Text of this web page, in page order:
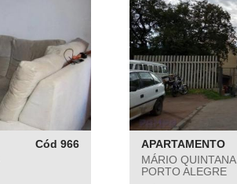
Cód 966
APARTAMENTO
MÁRIO QUINTANA
PORTO ALEGRE